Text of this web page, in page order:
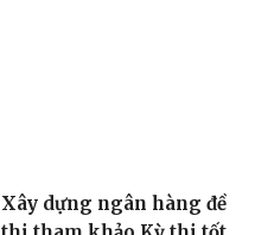
Xây dựng ngân hàng đề